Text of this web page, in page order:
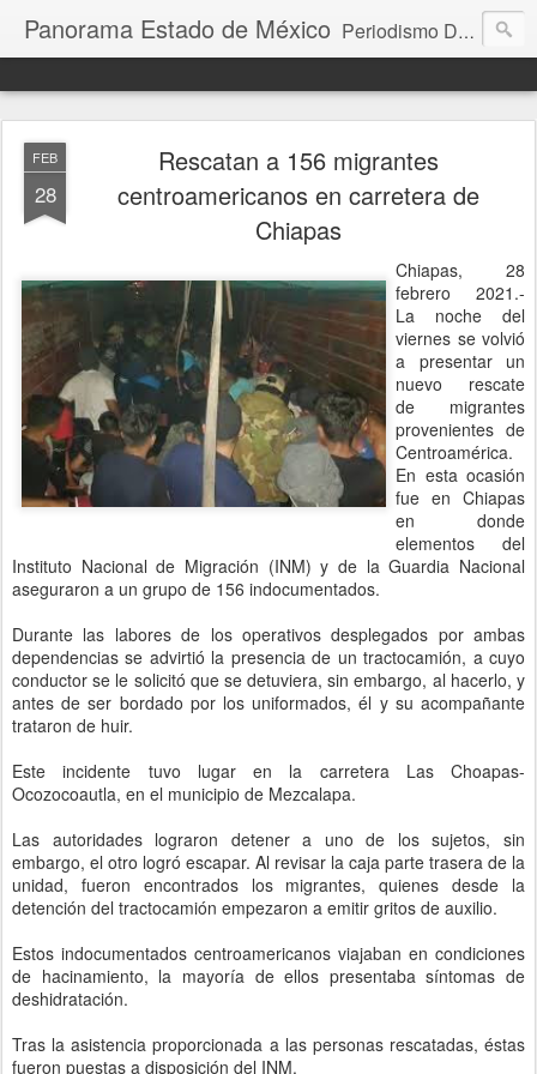
Panorama Estado de México Periodismo Digital
FEB
28
Rescatan a 156 migrantes
centroamericanos en carretera de
Chiapas
Chiapas, 28
febrero 2021.-
La noche del
viernes se volvió
a presentar un
nuevo rescate
de migrantes
provenientes de
Centroamérica.
En esta ocasión
fue en Chiapas
en donde
elementos del
Instituto Nacional de Migración (INM) y de la Guardia Nacional
aseguraron a un grupo de 156 indocumentados.
Durante las labores de los operativos desplegados por ambas
dependencias se advirtió la presencia de un tractocamión, a cuyo
conductor se le solicitó que se detuviera, sin embargo, al hacerlo, y
antes de ser bordado por los uniformados, él y su acompañante
trataron de huir.
Este incidente tuvo lugar en la carretera Las Choapas-
Ocozocoautla, en el municipio de Mezcalapa.
Las autoridades lograron detener a uno de los sujetos, sin
embargo, el otro logró escapar. Al revisar la caja parte trasera de la
unidad, fueron encontrados los migrantes, quienes desde la
detención del tractocamión empezaron a emitir gritos de auxilio.
Estos indocumentados centroamericanos viajaban en condiciones
de hacinamiento, la mayoría de ellos presentaba síntomas de
deshidratación.
Tras la asistencia proporcionada a las personas rescatadas, éstas
fueron puestas a disposición del INM.